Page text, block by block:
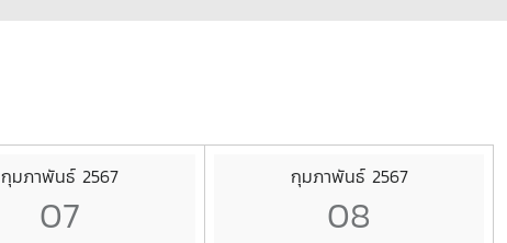
กุมภาพันธ์ 2567
07
กุมภาพันธ์ 2567
08